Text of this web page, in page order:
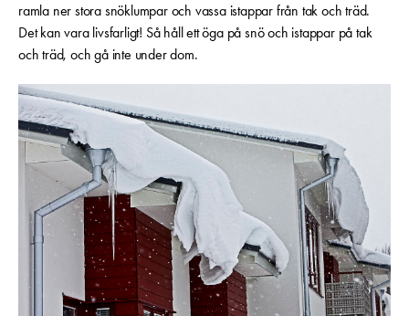
ramla ner stora snöklumpar och vassa istappar från tak och träd.
Det kan vara livsfarligt! Så håll ett öga på snö och istappar på tak
och träd, och gå inte under dom.